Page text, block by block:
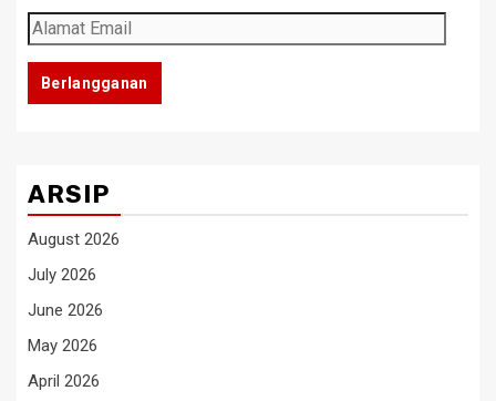
Alamat
Email
Berlangganan
ARSIP
August 2026
July 2026
June 2026
May 2026
April 2026